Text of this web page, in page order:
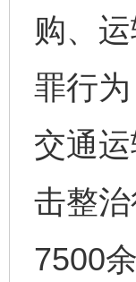
购、
罪行
交通
击整
7500